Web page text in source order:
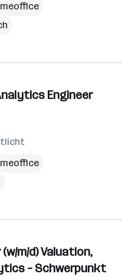
Engineer
m/d) Valuation,
– Schwerpunkt